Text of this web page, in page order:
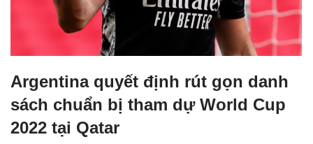
Argentina quyết định rút gọn danh
sách chuẩn bị tham dự World Cup
2022 tại Qatar